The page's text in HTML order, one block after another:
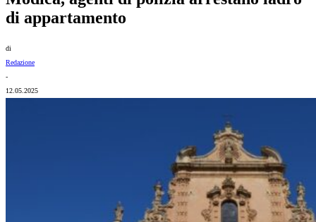
di appartamento
di
Redazione
-
12.05.2025